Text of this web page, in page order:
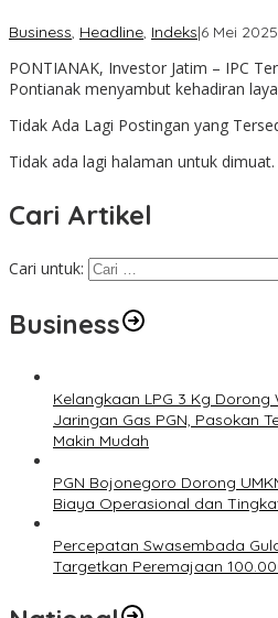
Business, Headline, Indeks|6 Mei
PONTIANAK, Investor Jatim – IPC
Pontianak menyambut kehadiran
Tidak Ada Lagi Postingan yang
Tidak ada lagi halaman untuk dimuat.
Cari Artikel
Cari untuk:
Business
Kelangkaan LPG 3 Kg
Jaringan Gas PGN, Pasokan
Makin Mudah
PGN Bojonegoro Dorong
Biaya Operasional dan
Percepatan Swasembada
Targetkan Peremajaan